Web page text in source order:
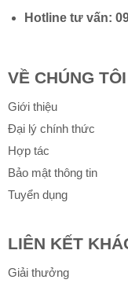
Hotline tư vấn:
VỀ CHÚNG TÔI
Giới thiệu
Đại lý chính thức
Hợp tác
Bảo mật thông tin
Tuyển dụng
LIÊN KẾT
Giải thưởng